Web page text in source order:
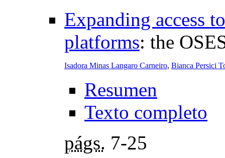
Expanding access
platforms: the
Isadora Minas Langaro Carneiro, Bianca Persici
Resumen
Texto completo
págs. 7-25